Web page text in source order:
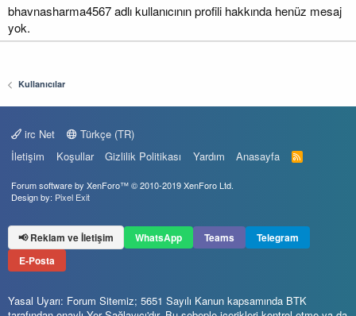
bhavnasharma4567 adlı kullanıcının profili hakkında henüz mesaj
yok.
Kullanıcılar
irc Net
Türkçe (TR)
İletişim
Koşullar Gizlilik Politikası Yardım Anasayfa
R
S
Forum software by XenForo™© 2010-2019 XenForo Ltd.
Design by: Pixel Exit
📢 Reklam ve İletişim WhatsApp Teams
Telegram
E-Posta
Yasal Uyarı: Forum Sitemiz; 5651 Sayılı Kanun kapsamında BTK